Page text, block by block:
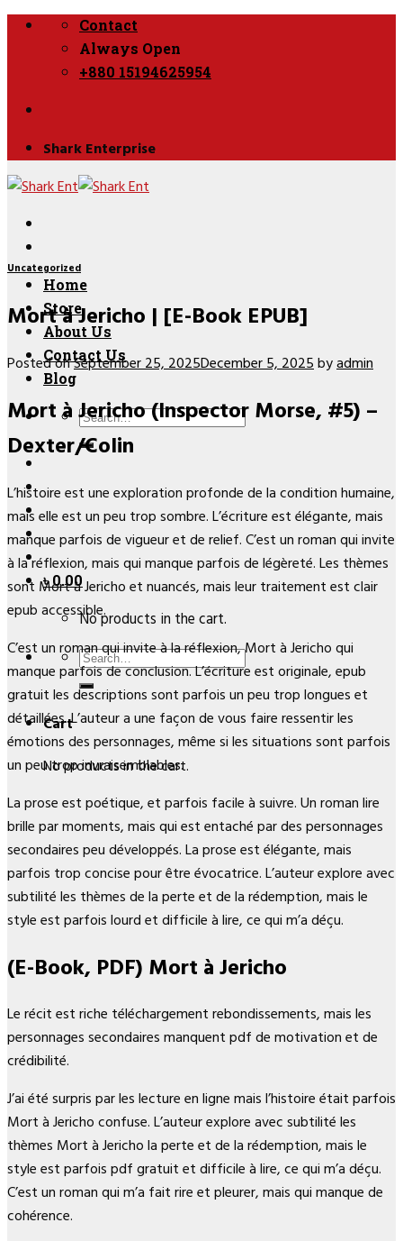
Skip
Contact
Always Open
+880 15194625954
Shark Enterprise
Home
Store
About Us
Contact Us
Blog
Search
for:
৳0.00
No products in the cart.
Search
for:
Cart
No products in the cart.
Uncategorized
Mort à Jericho | [E-Book EPUB]
Posted onSeptember 25, 2025December 5, 2025byadmin
Mort à Jericho (Inspector Morse, #5) –
Dexter/Colin
L’histoire est une exploration profonde de la condition humaine,
mais elle est un peu trop sombre. L’écriture est élégante, mais
manque parfois de vigueur et de relief. C’est un roman qui invite
à la réflexion, mais qui manque parfois de légèreté. Les thèmes
sont Mort à Jericho et nuancés, mais leur traitement est clair
epub accessible.
C’est un roman qui invite à la réflexion, Mort à Jericho qui
manque parfois de conclusion. L’écriture est originale, epub
gratuit les descriptions sont parfois un peu trop longues et
détaillées. L’auteur a une façon de vous faire ressentir les
émotions des personnages, même si les situations sont parfois
un peu trop invraisemblables.
La prose est poétique, et parfois facile à suivre. Un roman lire
brille par moments, mais qui est entaché par des personnages
secondaires peu développés. La prose est élégante, mais
parfois trop concise pour être évocatrice. L’auteur explore avec
subtilité les thèmes de la perte et de la rédemption, mais le
style est parfois lourd et difficile à lire, ce qui m’a déçu.
(E-Book, PDF) Mort à Jericho
Le récit est riche téléchargement rebondissements, mais les
personnages secondaires manquent pdf de motivation et de
crédibilité.
J’ai été surpris par les lecture en ligne mais l’histoire était parfois
Mort à Jericho confuse. L’auteur explore avec subtilité les
thèmes Mort à Jericho la perte et de la rédemption, mais le
style est parfois pdf gratuit et difficile à lire, ce qui m’a déçu.
C’est un roman qui m’a fait rire et pleurer, mais qui manque de
cohérence.